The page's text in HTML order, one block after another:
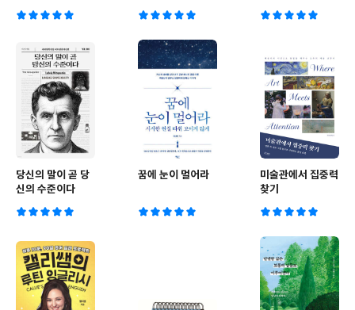
당신의 말이 곧 당
신의 수준이다
꿈에 눈이 멀어라
미술관에서 집중력
찾기